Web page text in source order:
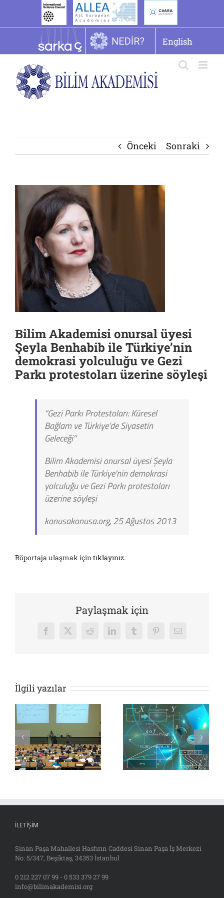
English
Önceki Sonraki
Bilim Akademisi onursal üyesi
Şeyla Benhabib ile Türkiye’nin
demokrasi yolculuğu ve Gezi
Parkı protestoları üzerine söyleşi
“Gezi Parkı Protestoları: Küresel
Bağlam ve Türkiye’de Siyasetin
Geleceği”
Bilim Akademisi onursal üyesi Şeyla
Benhabib ile Türkiye’nin demokrasi
yolculuğu ve Gezi Parkı protestoları
üzerine söyleşi
konusakonusa.org, 25 Ağustos 2013
Röportaja ulaşmak içintıklayınız.
Paylaşmak için
Facebook
X Reddit LinkedInTumblrPinterest
E-
İlgili yazılar
İLETIŞIM
Sinan Paşa Mahallesi Hasfırın Caddesi Sinan Paşa İş Merkezi
No: 5/347, Beşiktaş, 34353 İstanbul
0 212 227 07 99 - 0 533 379 27 99
info@bilimakademisi.org